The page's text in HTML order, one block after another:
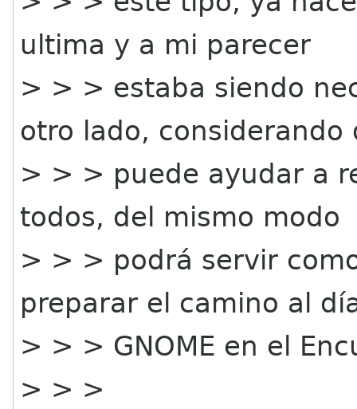
ultima y a mi parecer
> > > estaba siendo
otro lado, considerando
> > > puede ayudar a
todos, del mismo modo
> > > podrá servir
preparar el camino al
> > > GNOME en el
> > >